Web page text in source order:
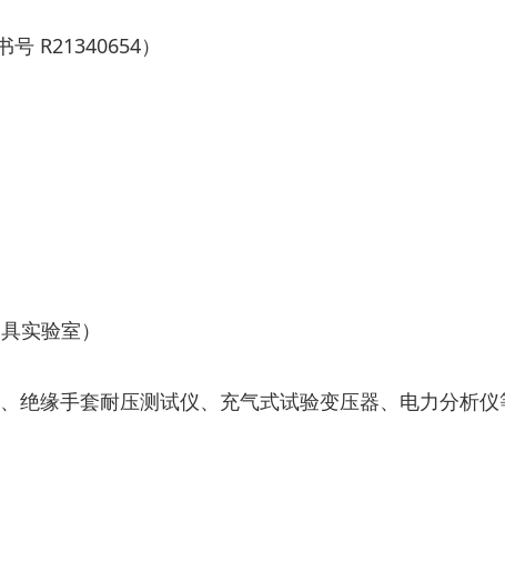
R21340654）
实验室）
绝缘手套耐压测试仪、充气式试验变压器、电力分析仪